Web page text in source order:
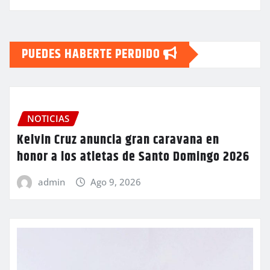
PUEDES HABERTE PERDIDO
NOTICIAS
Kelvin Cruz anuncia gran caravana en
honor a los atletas de Santo Domingo 2026
admin Ago 9, 2026